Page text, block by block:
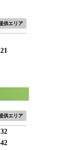
供エリア
供エリア